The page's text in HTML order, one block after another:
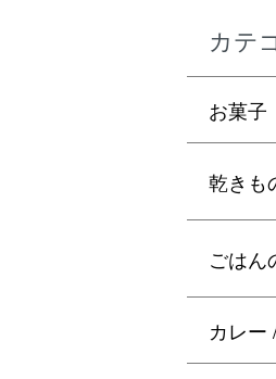
カテ
お菓子
乾きも
ごはん
カレー